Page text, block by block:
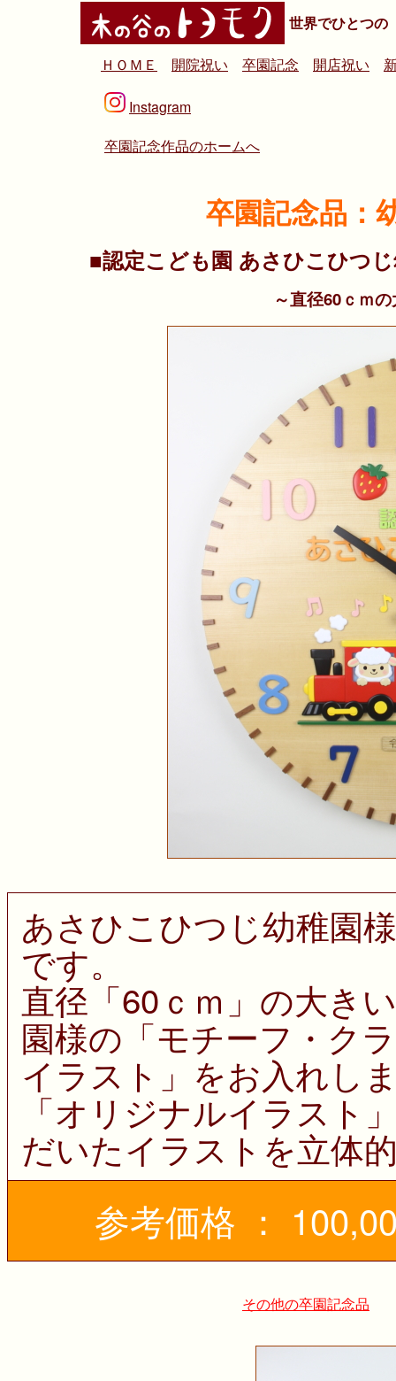
世界でひとつの
ＨＯＭＥ 開院祝い 卒園記念 開店祝い
Instagram
卒園記念作品のホームへ
卒園記念品：
■認定こども園 あさひこひつ
～直径60ｃｍ
あさひこひつじ幼稚園
です。
直径「60ｃｍ」の大き
園様の「モチーフ・ク
イラスト」をお入れし
「オリジナルイラスト
だいたイラストを立体
参考価格 ：
その他の卒園記念品